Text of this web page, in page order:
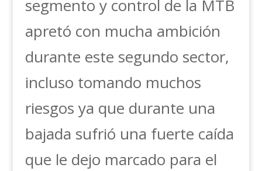
segmento y control de la MTB
apretó con mucha ambición
durante este segundo sector,
incluso tomando muchos
riesgos ya que durante una
bajada sufrió una fuerte caída
que le dejo marcado para el